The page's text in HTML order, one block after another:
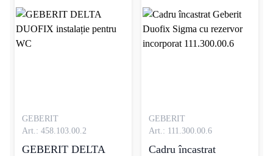
GEBERIT
Art.: 458.103.00.2
GEBERIT DELTA
GEBERIT
Art.: 111.300.00.6
Cadru încastrat